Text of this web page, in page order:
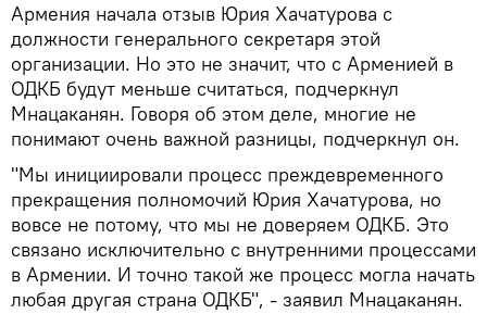
Армения начала отзыв Юрия Хачатурова с
должности генерального секретаря этой
организации. Но это не значит, что с Арменией в
ОДКБ будут меньше считаться, подчеркнул
Мнацаканян. Говоря об этом деле, многие не
понимают очень важной разницы, подчеркнул он.
"Мы инициировали процесс преждевременного
прекращения полномочий Юрия Хачатурова, но
вовсе не потому, что мы не доверяем ОДКБ. Это
связано исключительно с внутренними процессами
в Армении. И точно такой же процесс могла начать
любая другая страна ОДКБ", - заявил Мнацаканян.